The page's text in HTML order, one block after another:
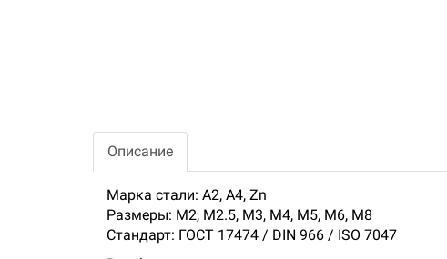
Описание
Марка стали: А2, А4, Zn
Размеры: М2, М2.5, М3, М4, М5, М6, М8
Стандарт: ГОСТ 17474 / DIN 966 / ISO 7047